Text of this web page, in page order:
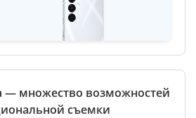
— множество возможностей
съемки